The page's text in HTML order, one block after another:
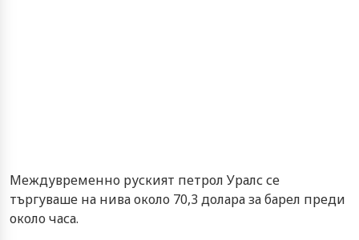
Междувременно руският петрол Уралс се
търгуваше на нива около 70,3 долара за барел преди
около часа.